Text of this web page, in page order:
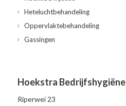
Heteluchtbehandeling
Oppervlaktebehandeling
Gassingen
Hoekstra Bedrijfshygiëne
Riperwei 23